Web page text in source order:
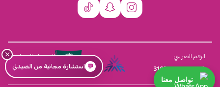
الرقم الضريبي
310555259800003
السجل التجاري
4030431116
×
💬 استشارة مجانية من الصيدلي
تواصل معنا